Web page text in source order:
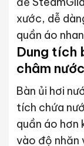
xước, dễ
quần áo
Dung tích
châm
Bàn ủi hơi
tích chứa
quần áo hơn
vào độ nhăn